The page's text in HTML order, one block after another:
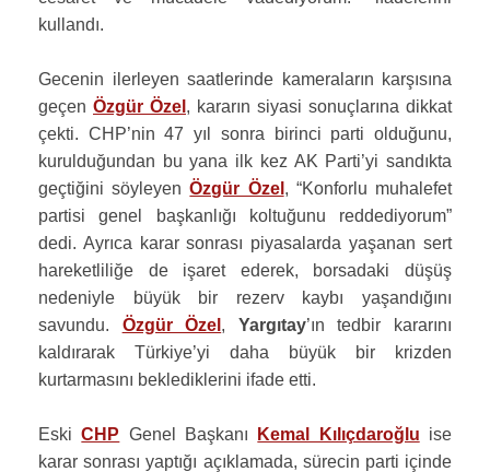
kullandı.
Gecenin ilerleyen saatlerinde kameraların karşısına
geçen Özgür Özel , kararın siyasi sonuçlarına dikkat
çekti. CHP’nin 47 yıl sonra birinci parti olduğunu,
kurulduğundan bu yana ilk kez AK Parti’yi sandıkta
geçtiğini söyleyenÖzgür Özel , “Konforlu muhalefet
partisi genel başkanlığı koltuğunu reddediyorum”
dedi. Ayrıca karar sonrası piyasalarda yaşanan sert
hareketliliğe de işaret ederek, borsadaki düşüş
nedeniyle büyük bir rezerv kaybı yaşandığını
savundu. Özgür Özel , Yargıtay’ın tedbir kararını
kaldırarak Türkiye’yi daha büyük bir krizden
kurtarmasını beklediklerini ifade etti.
EskiCHP Genel Başkanı Kemal Kılıçdaroğlu ise
karar sonrası yaptığı açıklamada, sürecin parti içinde